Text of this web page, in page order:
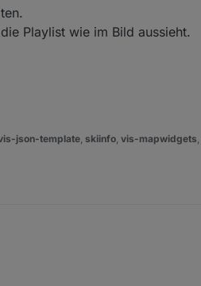
Playlist wie im Bild aussieht.
json-template skiinfo vis-mapwidgets